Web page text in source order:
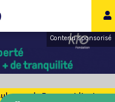
Contenu sponsorisé
de France et l’actu